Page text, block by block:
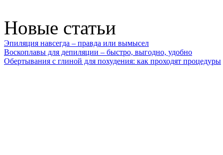
Новые статьи
Эпиляция навсегда – правда или вымысел
Воскоплавы для депиляции – быстро, выгодно, удобно
Обертывания с глиной для похудения: как проходят процедуры